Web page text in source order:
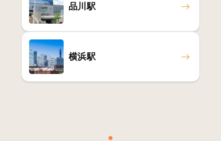
品川駅
横浜駅